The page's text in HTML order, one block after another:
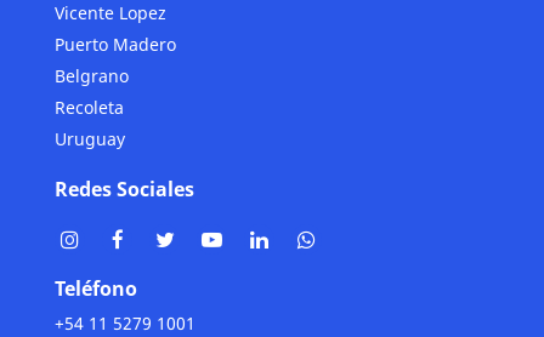
Vicente Lopez
Puerto Madero
Belgrano
Recoleta
Uruguay
Redes Sociales
Teléfono
+54 11 5279 1001